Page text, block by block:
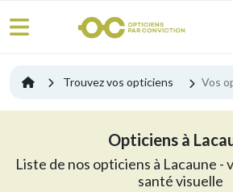
Trouvez vos opticiens Vos
Opticiens à
Liste de nos opticiens à Lacaune
santé visuelle